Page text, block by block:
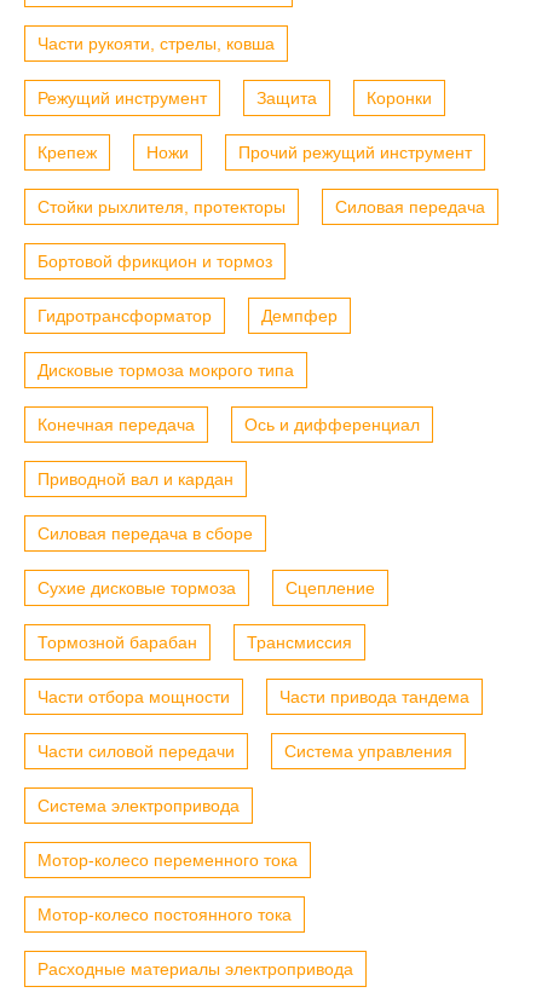
Части рукояти, стрелы, ковша
Режущий инструмент Защита Коронки
Крепеж Ножи Прочий режущий инструмент
Стойки рыхлителя, протекторы Силовая передача
Бортовой фрикцион и тормоз
Гидротрансформатор Демпфер
Дисковые тормоза мокрого типа
Конечная передача Ось и дифференциал
Приводной вал и кардан
Силовая передача в сборе
Сухие дисковые тормоза Сцепление
Тормозной барабан Трансмиссия
Части отбора мощности Части привода тандема
Части силовой передачи Система управления
Система электропривода
Мотор-колесо переменного тока
Мотор-колесо постоянного тока
Расходные материалы электропривода